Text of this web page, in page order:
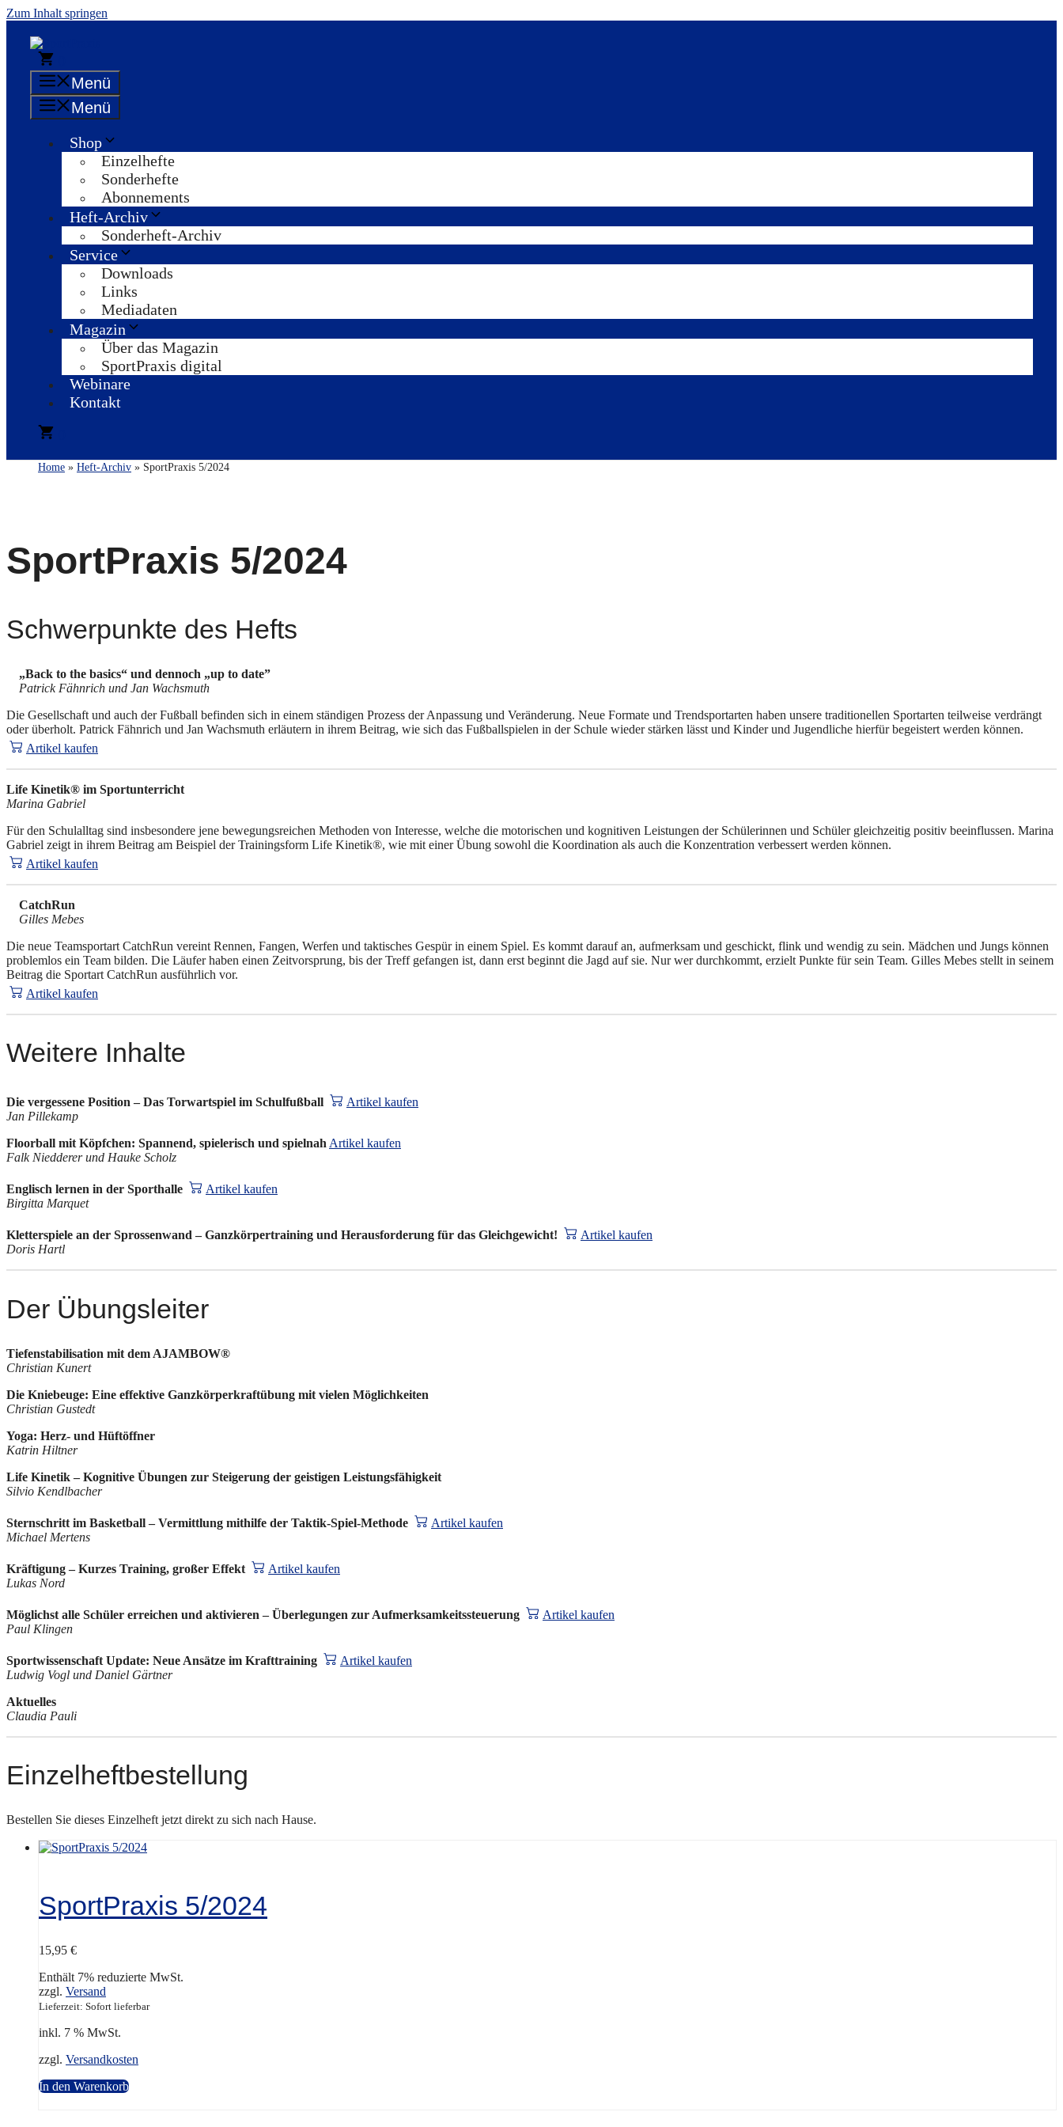
Zum Inhalt springen
Menü
Menü
Shop
Einzelhefte
Sonderhefte
Abonnements
Heft-Archiv
Sonderheft-Archiv
Service
Downloads
Links
Mediadaten
Magazin
Über das Magazin
SportPraxis digital
Webinare
Kontakt
Home » Heft-Archiv » SportPraxis 5/2024
SportPraxis 5/2024
Schwerpunkte des Hefts
„Back to the basics“ und dennoch „up to date”
Patrick Fähnrich und Jan Wachsmuth
Die Gesellschaft und auch der Fußball befinden sich in einem ständigen Prozess der Anpassung und Veränderung. Neue Formate und Trendsportarten haben unsere traditionellen Sportarten teilweise verdrängt
oder überholt. Patrick Fähnrich und Jan Wachsmuth erläutern in ihrem Beitrag, wie sich das Fußballspielen in der Schule wieder stärken lässt und Kinder und Jugendliche hierfür begeistert werden können.
Artikel kaufen
Life Kinetik® im Sportunterricht
Marina Gabriel
Für den Schulalltag sind insbesondere jene bewegungsreichen Methoden von Interesse, welche die motorischen und kognitiven Leistungen der Schülerinnen und Schüler gleichzeitig positiv beeinflussen. Marina
Gabriel zeigt in ihrem Beitrag am Beispiel der Trainingsform Life Kinetik®, wie mit einer Übung sowohl die Koordination als auch die Konzentration verbessert werden können.
Artikel kaufen
CatchRun
Gilles Mebes
Die neue Teamsportart CatchRun vereint Rennen, Fangen, Werfen und taktisches Gespür in einem Spiel. Es kommt darauf an, aufmerksam und geschickt, flink und wendig zu sein. Mädchen und Jungs können
problemlos ein Team bilden. Die Läufer haben einen Zeitvorsprung, bis der Treff gefangen ist, dann erst beginnt die Jagd auf sie. Nur wer durchkommt, erzielt Punkte für sein Team. Gilles Mebes stellt in seinem
Beitrag die Sportart CatchRun ausführlich vor.
Artikel kaufen
Weitere Inhalte
Die vergessene Position – Das Torwartspiel im Schulfußball
Artikel kaufen
Jan Pillekamp
Floorball mit Köpfchen: Spannend, spielerisch und spielnahArtikel kaufen
Falk Niedderer und Hauke Scholz
Englisch lernen in der Sporthalle
Artikel kaufen
Birgitta Marquet
Kletterspiele an der Sprossenwand – Ganzkörpertraining und Herausforderung für das Gleichgewicht!
Artikel kaufen
Doris Hartl
Der Übungsleiter
Tiefenstabilisation mit dem AJAMBOW®
Christian Kunert
Die Kniebeuge: Eine effektive Ganzkörperkraftübung mit vielen Möglichkeiten
Christian Gustedt
Yoga: Herz- und Hüftöffner
Katrin Hiltner
Life Kinetik – Kognitive Übungen zur Steigerung der geistigen Leistungsfähigkeit
Silvio Kendlbacher
Sternschritt im Basketball – Vermittlung mithilfe der Taktik-Spiel-Methode
Artikel kaufen
Michael Mertens
Kräftigung – Kurzes Training, großer Effekt
Artikel kaufen
Lukas Nord
Möglichst alle Schüler erreichen und aktivieren – Überlegungen zur Aufmerksamkeitssteuerung
Artikel kaufen
Paul Klingen
Sportwissenschaft Update: Neue Ansätze im Krafttraining
Artikel kaufen
Ludwig Vogl und Daniel Gärtner
Aktuelles
Claudia Pauli
Einzelheftbestellung
Bestellen Sie dieses Einzelheft jetzt direkt zu sich nach Hause.
SportPraxis 5/2024
15,95 €
Enthält 7% reduzierte MwSt.
zzgl. Versand
Lieferzeit: Sofort lieferbar
inkl. 7 % MwSt.
zzgl. Versandkosten
In den Warenkorb